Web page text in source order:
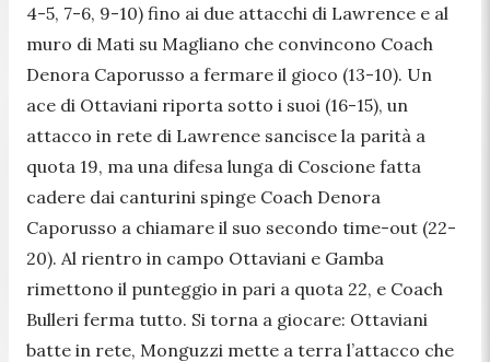
4-5, 7-6, 9-10) fino ai due attacchi di Lawrence e al
muro di Mati su Magliano che convincono Coach
Denora Caporusso a fermare il gioco (13-10). Un
ace di Ottaviani riporta sotto i suoi (16-15), un
attacco in rete di Lawrence sancisce la parità a
quota 19, ma una difesa lunga di Coscione fatta
cadere dai canturini spinge Coach Denora
Caporusso a chiamare il suo secondo time-out (22-
20). Al rientro in campo Ottaviani e Gamba
rimettono il punteggio in pari a quota 22, e Coach
Bulleri ferma tutto. Si torna a giocare: Ottaviani
batte in rete, Monguzzi mette a terra l’attacco che